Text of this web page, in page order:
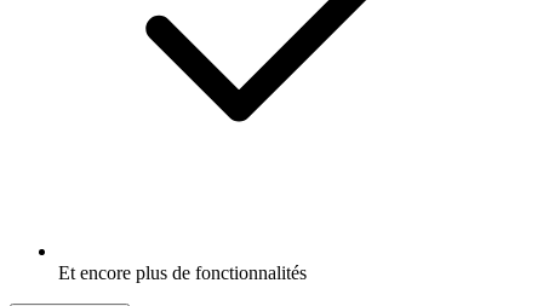
Et encore plus de fonctionnalités